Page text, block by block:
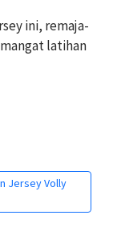
ini, remaja-
latihan
Jersey Volly